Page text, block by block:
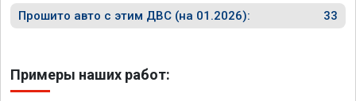
Прошито авто с этим ДВС (на 01.2026): 33
Примеры наших работ: